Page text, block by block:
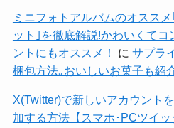
ミニフォトアルバムのオスス
ット｣を徹底解説!かわいくて
ントにもオススメ！
に サプラ
梱包方法｡おいしいお菓子も紹
X(Twitter)で新しいアカウント
加する方法【スマホ･PCツイッ